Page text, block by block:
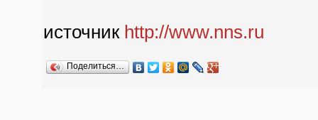
источник http://www.nns.ru
Поделиться…